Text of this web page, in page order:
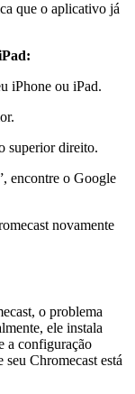
que o aplicativo já
iPhone ou iPad.
superior direito.
encontre o Google
novamente
o problema
ele instala
a configuração
Chromecast está